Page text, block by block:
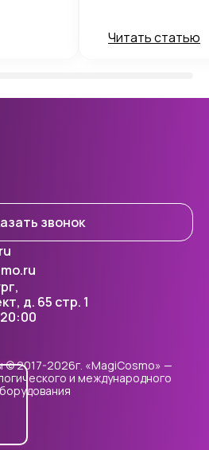
Читать статью
звонок
д. 65 стр. 1
© 2017-2026г. «MagiCosmo» —
и международного